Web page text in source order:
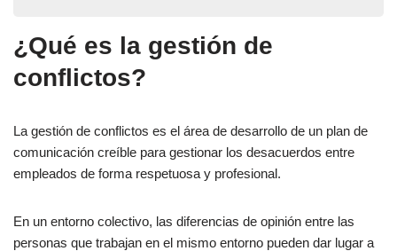
¿Qué es la gestión de conflictos?
¿Cuáles son los niveles de conflicto?
7 Consejos para gestionar y resolver conflictos
5 Beneficios de la resolución de conflictos en el trabajo:
¿Qué es la gestión de
conflictos?
La gestión de conflictos es el área de desarrollo de un plan de
comunicación creíble para gestionar los desacuerdos entre
empleados de forma respetuosa y profesional.
En un entorno colectivo, las diferencias de opinión entre las
personas que trabajan en el mismo entorno pueden dar lugar a